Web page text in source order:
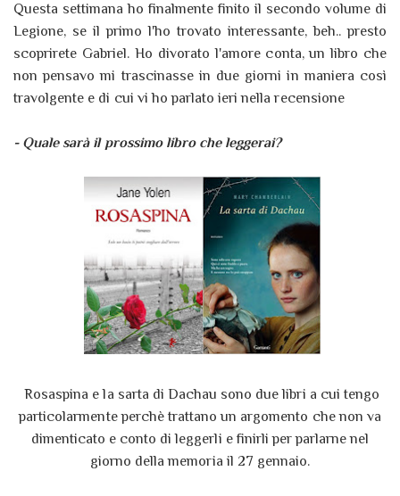
Questa settimana ho finalmente finito il secondo volume di
Legione, se il primo l'ho trovato interessante, beh.. presto
scoprirete Gabriel. Ho divorato l'amore conta, un libro che
non pensavo mi trascinasse in due giorni in maniera così
travolgente e di cui vi ho parlato ieri nella recensione
- Quale sarà il prossimo libro che leggerai?
Rosaspina e la sarta di Dachau sono due libri a cui tengo
particolarmente perchè trattano un argomento che non va
dimenticato e conto di leggerli e finirli per parlarne nel
giorno della memoria il 27 gennaio.